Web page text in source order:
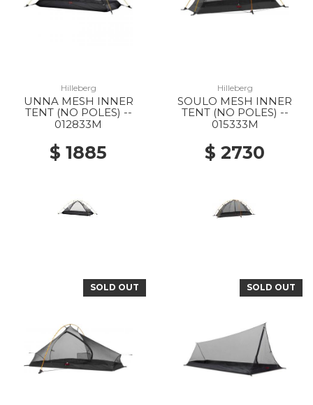
Hilleberg
UNNA MESH INNER
TENT (NO POLES) --
012833M
$ 1885
Hilleberg
SOULO MESH INNER
TENT (NO POLES) --
015333M
$ 2730
SOLD OUT SOLD OUT